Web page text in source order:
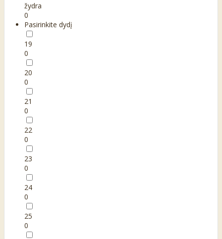
žydra
0
Pasirinkite dydį
19
0
20
0
21
0
22
0
23
0
24
0
25
0